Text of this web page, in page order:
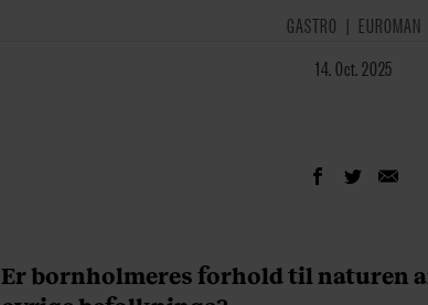
GASTRO
EUROMAN
14. Oct. 2025
Er bornholmeres forhold til naturen